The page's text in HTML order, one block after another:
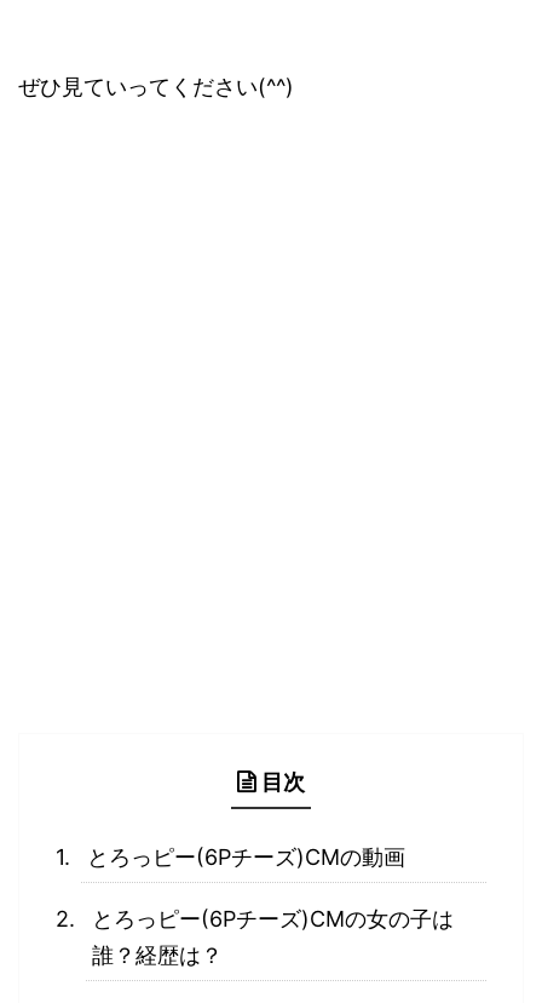
ぜひ見ていってください(^^)
目次
とろっピー(6Pチーズ)CMの動画
とろっピー(6Pチーズ)CMの女の子は
誰？経歴は？